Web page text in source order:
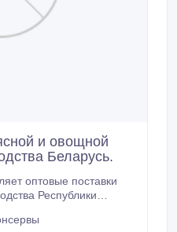
и овощной
Беларусь.
оптовые поставки
Республики